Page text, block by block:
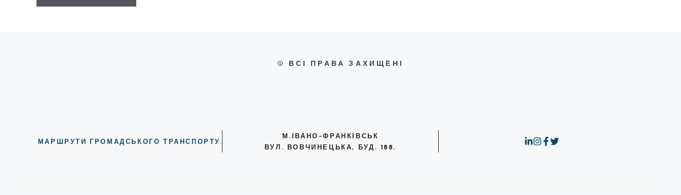
© ВСІ ПРАВА ЗАХИЩЕНІ
МАРШРУТИ ГРОМАДСЬКОГО ТРАНСПОРТУ
М.ІВАНО-ФРАНКІВСЬК
ВУЛ. ВОВЧИНЕЦЬКА, БУД. 188.